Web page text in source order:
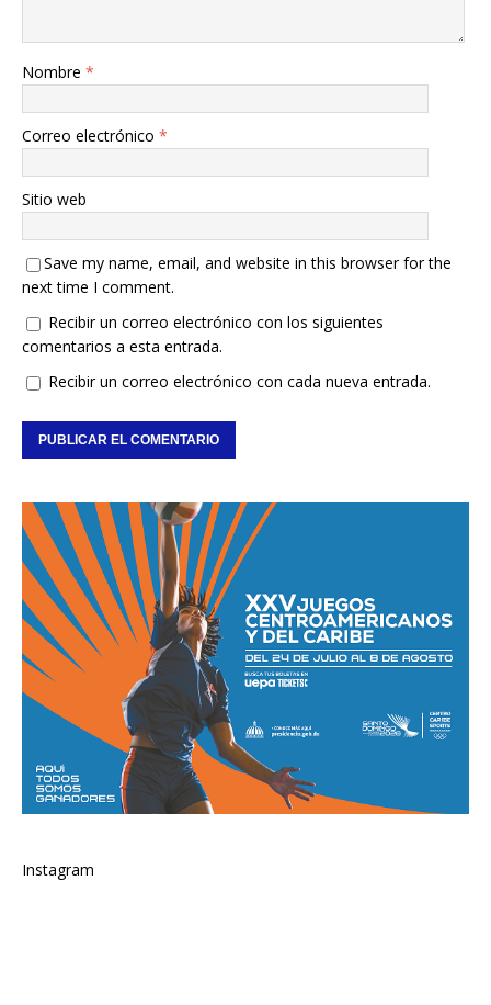
Nombre *
Correo electrónico *
Sitio web
Save my name, email, and website in this browser for the
next time I comment.
Recibir un correo electrónico con los siguientes
comentarios a esta entrada.
Recibir un correo electrónico con cada nueva entrada.
Instagram